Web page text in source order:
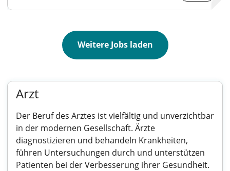
Weitere Jobs laden
Arzt
Der Beruf des Arztes ist vielfältig und unverzichtbar
in der modernen Gesellschaft. Ärzte
diagnostizieren und behandeln Krankheiten,
führen Untersuchungen durch und unterstützen
Patienten bei der Verbesserung ihrer Gesundheit.